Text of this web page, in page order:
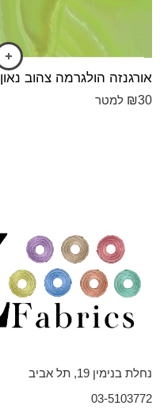
אורגנזה הולגרמה צהוב נאון
₪30 למטר
נחלת בנימין 19, תל אביב
03-5103772